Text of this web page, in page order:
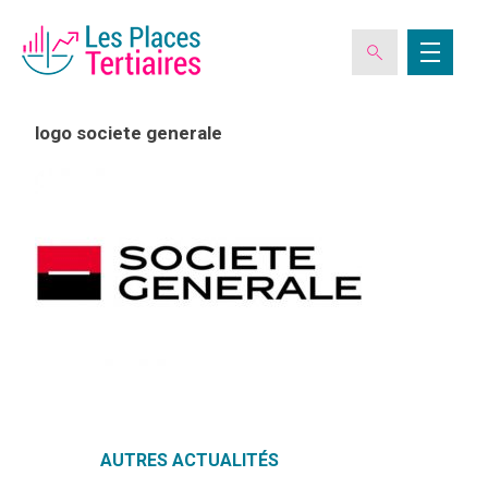
L’ASSOCIATION
EVÉNEMENTS
logo societe generale
AUTRES ACTUALITÉS